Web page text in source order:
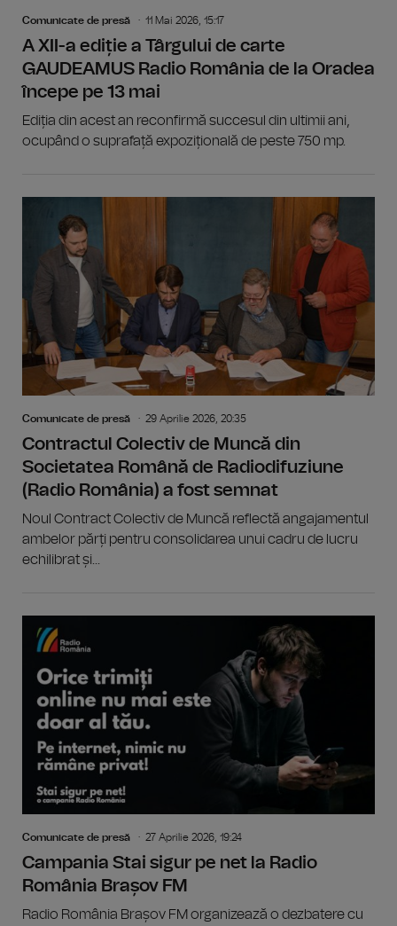
Comunicate de presă 11 Mai 2026, 15:17
A XII-a ediție a Târgului de carte
GAUDEAMUS Radio România de la Oradea
începe pe 13 mai
Ediția din acest an reconfirmă succesul din ultimii ani,
ocupând o suprafață expozițională de peste 750 mp.
Comunicate de presă 29 Aprilie 2026, 20:35
Contractul Colectiv de Muncă din
Societatea Română de Radiodifuziune
(Radio România) a fost semnat
Noul Contract Colectiv de Muncă reflectă angajamentul
ambelor părți pentru consolidarea unui cadru de lucru
echilibrat și...
Comunicate de presă 27 Aprilie 2026, 19:24
Campania Stai sigur pe net la Radio
România Brașov FM
Radio România Brașov FM organizează o dezbatere cu